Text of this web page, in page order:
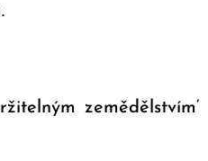
zemědělstvím‘